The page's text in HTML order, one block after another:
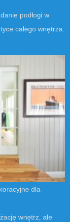
podłogi w
całego wnętrza.
dla
wnętrz, ale